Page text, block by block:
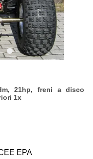
21hp, freni a disco
1x
EPA